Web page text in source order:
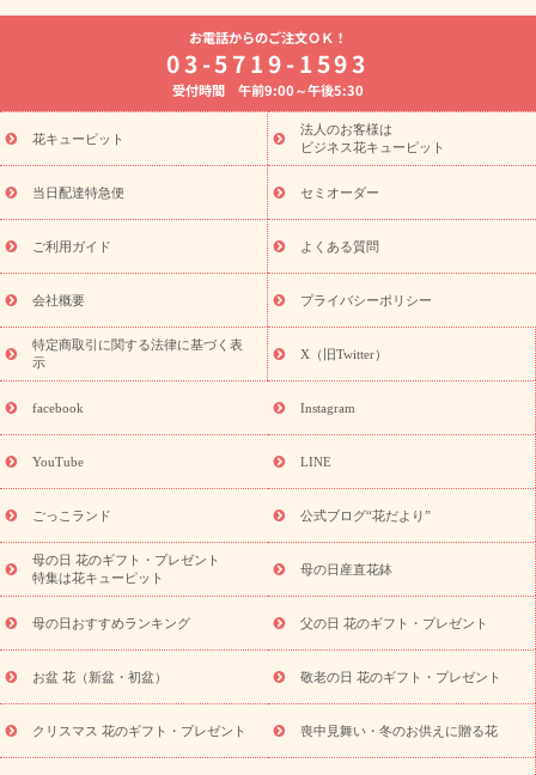
よく贈られる花
お祝いの花特集
誕生日フラワーギフト特集
8月の誕生花(トルコキキョウ)
開店・開業祝い
お供え・お悔やみ お供え・お悔やみの花
通夜・葬儀に贈る花 胡蝶蘭・花鉢
ーブドフラワー
季節のイベント
ひまわり ギフト・プレゼント
特集
お盆 花（新盆・初盆） 季節のイベント
お盆 花（新
盆・初盆）
お盆 花（新盆・初盆）
お盆・お供え 花とセットギ
フト
お盆・お供え プリザーブドフラワー
ひまわり ギフト・プ
レゼント特集
夏の花贈り・お中元・暑中見舞い 花のギフト特集
敬老の日におくる花ギフト・プレゼント特集
花ギフト・プレゼント特集
敬老の日 花のおすすめランキング
敬
老の日 花鉢植えのギフト・プレゼント特集
敬老の日 花とセットギ
フト・プレゼント特集
敬老の日の花 全てのギフト一覧
キャン
ペーン
「きょう誕生日なんです」キャンペーン
探す
誕生日フラワーギフト 誕生日フラワーギフト特集
誕生
日フラワーギフト商品一覧
ユリ トルコキキョウ
誕生花(トルコキキョウ)
9月の誕生花(リンドウ)
誕生日セット
ギフト
「きょう誕生日なんです」キャンペーン
用途から探す お祝いの花特集 当日配達特急便
お祝い商品
一覧
お祝い 新築・引っ越し祝い
結婚記念日
結婚祝い 出産祝い 退院祝い・快気祝い
還暦
祝い・長寿祝い
プチギフト ペットのお祝いフラワー
元・暑中見舞い
敬老の日
お供え
お供え・お悔やみ商品一覧 お供え・お悔やみの花
十九日法要以降に贈る花
通夜・葬儀に贈る花
お供え お花とセッ
お盆（新盆・初盆）
お祝い返し お見舞い
お取り
プリザーブドフラワー
スタイルから探す
アレンジメント
お電話からのご注文ＯＫ！
03-5719-1593
受付時間 午前9:00～午後5:30
花キューピット
法人のお客様は
ビジネス花キューピット
当日配達特急便 セミオーダー
ご利用ガイド よくある質問
会社概要 プライバシーポリシー
特定商取引に関する法律に基づく表
示
X（旧Twitter）
facebook Instagram
YouTube LINE
ごっこランド 公式ブログ“花だより”
母の日 花のギフト・プレゼント
特集は花キューピット
母の日産直花鉢
母の日おすすめランキング 父の日 花のギフト・プレゼント
お盆 花（新盆・初盆） 敬老の日 花のギフト・プレゼント
クリスマス 花のギフト・プレゼント 喪中見舞い・冬のお供えに贈る花